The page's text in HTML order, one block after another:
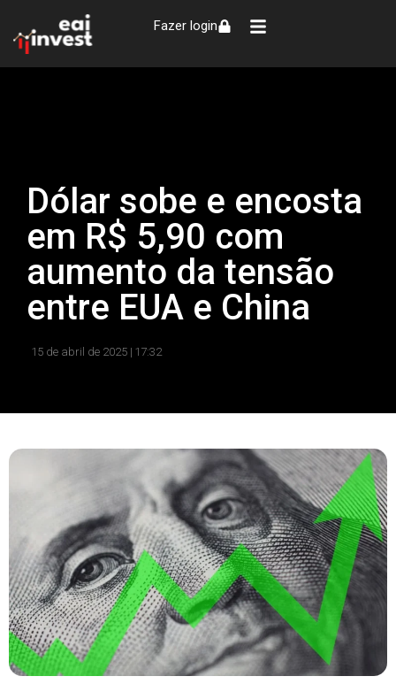
Fazer login
Dólar sobe e encosta
em R$ 5,90 com
aumento da tensão
entre EUA e China
15 de abril de 2025 | 17:32